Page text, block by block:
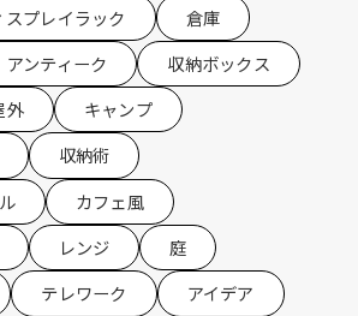
スプレイラック
倉庫
アンティーク
収納ボックス
外
キャンプ
収納術
カフェ風
レンジ
庭
テレワーク
アイデア